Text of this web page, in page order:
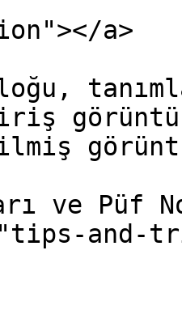
a>
ve Püf
and-